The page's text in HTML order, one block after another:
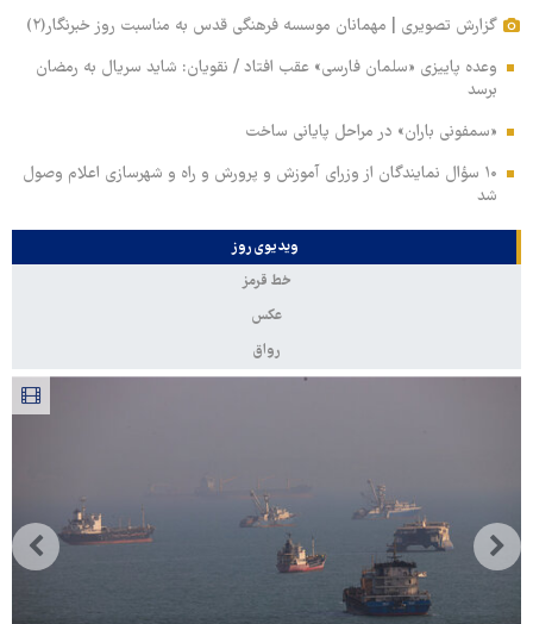
گزارش تصویری | مهمانان موسسه فرهنگی قدس به مناسبت روز خبرنگار(۲)
وعده پاییزی «سلمان فارسی» عقب افتاد / نقویان: شاید سریال به رمضان
برسد
«سمفونی باران» در مراحل پایانی ساخت
۱۰ سؤال نمایندگان از وزرای آموزش و پرورش و راه و شهرسازی اعلام وصول
شد
ویدیوی روز
خط قرمز
عکس
رواق